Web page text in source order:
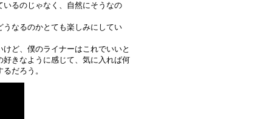
るのじゃなく、自然にそうなの
なるのかとても楽しみにしてい
ど、僕のライナーはこれでいいと
きなように感じて、気に入れば何
だろう。